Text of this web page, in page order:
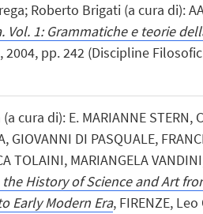
Roberto Brigati (a cura di):
Vol. 1: Grammatiche e teorie
2004, pp. 242 (Discipline
cura di): E. MARIANNE STERN,
GIOVANNI DI PASQUALE,
TOLAINI, MARIANGELA
History of Science and Art
Early Modern Era, FIRENZE,